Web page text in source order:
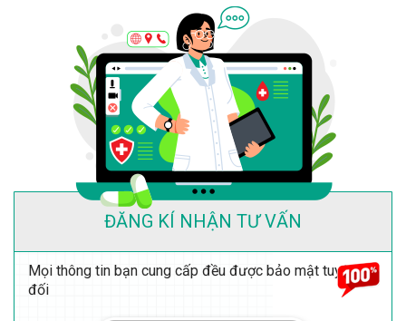
ĐĂNG KÍ NHẬN TƯ VẤN
Mọi thông tin bạn cung cấp đều được bảo mật tuyệt
đối